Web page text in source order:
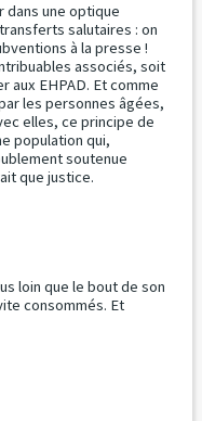
une optique
salutaires : on
à la presse !
associés, soit
aux EHPAD. Et comme
les personnes âgées,
elles, ce principe de
population qui,
soutenue
que justice.
loin que le bout de son
consommés. Et